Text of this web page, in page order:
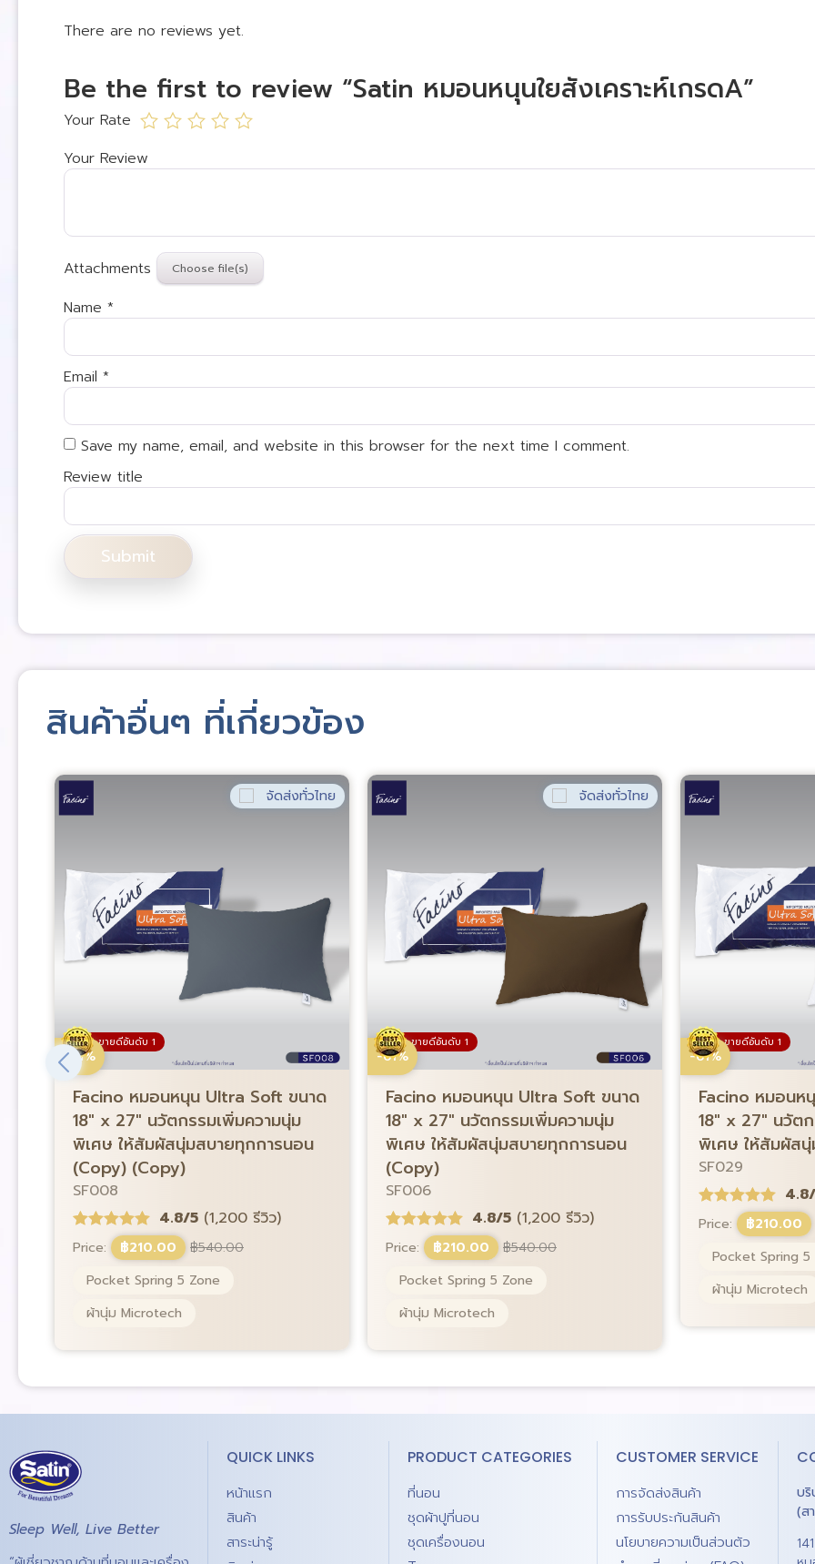
There are no reviews yet.
Be the first to review “Satin หมอนหนุนใยสังเคราะห์เกรดA”
Your Rate
Your Review
Attachments
Name *
Email *
Save my name, email, and website in this browser for the next time I comment.
Review title
สินค้าอื่นๆ ที่เกี่ยวข้อง
ขายดีอันดับ 1
จัดส่งทั่วไทย
Facino หมอนหนุน Ultra Soft ขนาด
18″ x 27″ นวัตกรรมเพิ่มความนุ่ม
พิเศษ ให้สัมผัสนุ่มสบายทุกการนอน
(Copy) (Copy)
SF008
4.8/5 (1,200 รีวิว)
Price: ฿210.00 ฿540.00
-61%
Pocket Spring 5 Zone
ผ้านุ่ม Microtech
ขายดีอันดับ 1
จัดส่งทั่วไทย
Facino หมอนหนุน Ultra Soft ขนาด
18″ x 27″ นวัตกรรมเพิ่มความนุ่ม
พิเศษ ให้สัมผัสนุ่มสบายทุกการนอน
(Copy)
SF006
4.8/5 (1,200 รีวิว)
Price: ฿210.00 ฿540.00
-61%
Pocket Spring 5 Zone
ผ้านุ่ม Microtech
ขายดีอันดับ 1
Facino หมอนห
18″ x 27″ นวัต
พิเศษ ให้สัมผัส
SF029
Price: ฿210.00
-61%
Pocket Spring 5
ผ้านุ่ม Microtech
Sleep Well, Live Better
QUICK LINKS
หน้าแรก
สินค้า
สาระน่ารู้
PRODUCT CATEGORIES
ที่นอน
ชุดผ้าปูที่นอน
ชุดเครื่องนอน
CUSTOMER SERVICE
การจัดส่งสินค้า
การรับประกันสินค้า
นโยบายความเป็นส่วนตัว
บ
(ส